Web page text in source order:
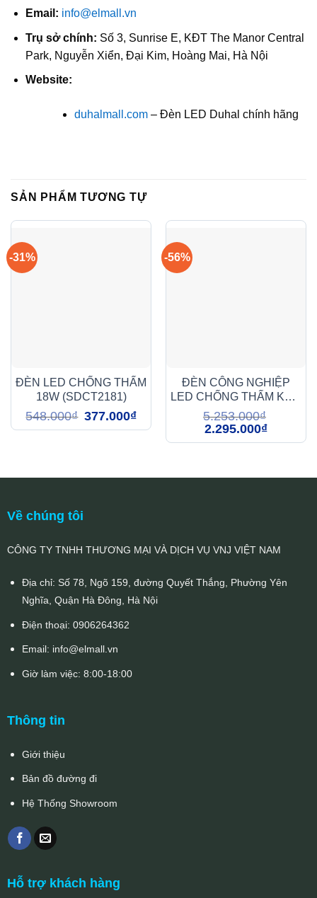
Email: info@elmall.vn
Trụ sở chính: Số 3, Sunrise E, KĐT The Manor Central
Park, Nguyễn Xiển, Đại Kim, Hoàng Mai, Hà Nội
Website:
duhalmall.com– Đèn LED Duhal chính hãng
SẢN PHẨM TƯƠNG TỰ
-31%
ĐÈN LED CHỐNG THẤM
18W (SDCT2181)
548.000₫ Giá
gốc
là:
377.000₫Giá
hiện
tại
-56%
ĐÈN CÔNG NGHIỆP
LED CHỐNG THẤM KHO
LẠNH 100W (DDB1003)
5.253.000₫
Giá
gốc
là:
2.295.000₫Giá
hiện
tại
Về chúng tôi
CÔNG TY TNHH THƯƠNG MẠI VÀ DỊCH VỤ VNJ VIỆT NAM
Địa chỉ: Số 78, Ngõ 159, đường Quyết Thắng, Phường Yên
Nghĩa, Quận Hà Đông, Hà Nội
Điện thoại: 0906264362
Email: info@elmall.vn
Giờ làm việc: 8:00-18:00
Thông tin
Giới thiệu
Bản đồ đường đi
Hệ Thống Showroom
Hỗ trợ khách hàng